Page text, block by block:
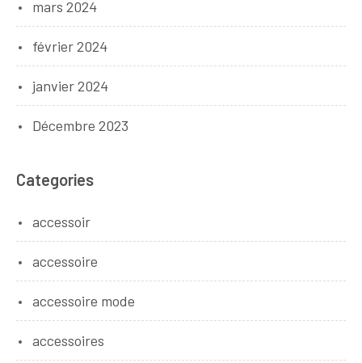
mars 2024
février 2024
janvier 2024
Décembre 2023
Categories
accessoir
accessoire
accessoire mode
accessoires